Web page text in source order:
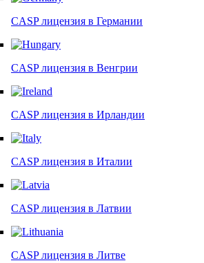
CASP лицензия в Германии
CASP лицензия в Венгрии
CASP лицензия в Ирландии
CASP лицензия в Италии
CASP лицензия в Латвии
CASP лицензия в Литве